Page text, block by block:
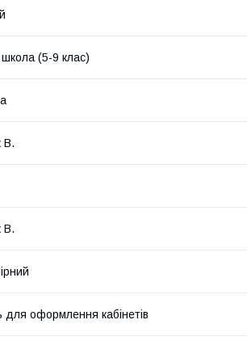
(5-9 клас)
В.
В.
для оформлення кабінетів